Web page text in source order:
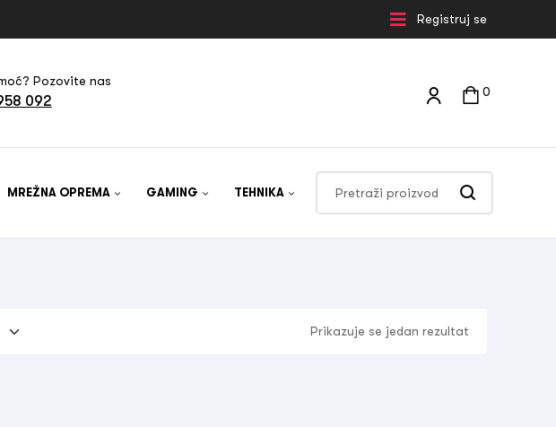
Registruj se
Pozovite nas
092
0
MREŽNA OPREMA GAMING TEHNIKA
Prikazuje se jedan rezultat